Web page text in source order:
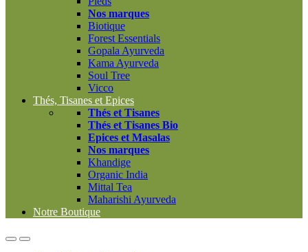
Nos marques
Biotique
Forest Essentials
Gopala Ayurveda
Kama Ayurveda
Soul Tree
Vicco
Thés, Tisanes et Epices
Thés et Tisanes
Thés et Tisanes Bio
Epices et Masalas
Nos marques
Khandige
Organic India
Mittal Tea
Maharishi Ayurveda
Notre Boutique
OpenClose